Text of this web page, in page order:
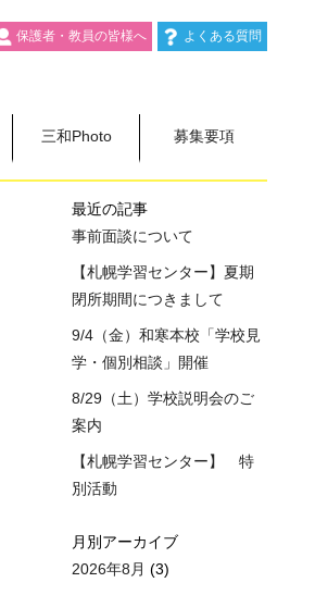
保護者・教員の皆様へ よくある質問
三和Photo 募集要項
最近の記事
事前面談について
【札幌学習センター】夏期
閉所期間につきまして
9/4（金）和寒本校「学校見
学・個別相談」開催
8/29（土）学校説明会のご
案内
【札幌学習センター】 特
別活動
月別アーカイブ
2026年8月 (3)